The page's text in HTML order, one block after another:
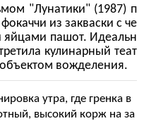
"Лунатики" (1987) п
из закваски с че
пашот. Идеальн
кулинарный теат
вожделения.
утра, где гренка в
высокий корж на за